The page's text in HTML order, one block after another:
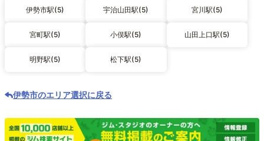
伊勢市駅(5) 宇治山田駅(5) 宮川駅(5)
宮町駅(5) 小俣駅(5) 山田上口駅(5)
明野駅(5) 松下駅(5)
伊勢市のエリア選択に戻る